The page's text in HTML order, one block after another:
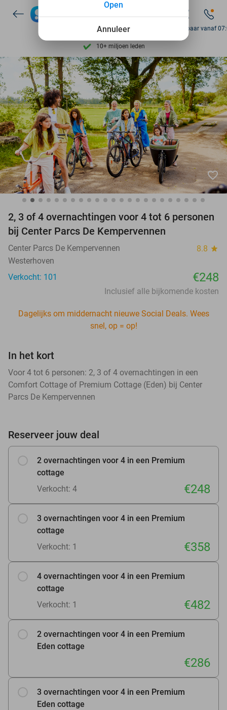
Ontdek 15.000+ deals
7 dagen per week beschikbaar
10+ miljoen leden
9,4 op basis van205.975 reviews
Ontdek 15.000+ deals
7 dagen per week beschikbaar
10+ miljoen leden
Bereikbaar vanaf
favorite_border
2, 3 of 4 overnachtingen voor 4 tot 6 personen
bij Center Parcs De Kempervennen
Center Parcs De Kempervennen 8.8 star
Westerhoven
Verkocht: 101
€248
Inclusief alle bijkomende kosten
Dagelijks om middernacht nieuwe Social Deals. Wees
snel, op = op!
In het kort
Voor 4 tot 6 personen: 2, 3 of 4 overnachtingen in een
Comfort Cottage of Premium Cottage (Eden) bij Center
Parcs De Kempervennen
Reserveer jouw deal
2 overnachtingen voor 4 in een Premium
cottage
Verkocht: 4
€248
3 overnachtingen voor 4 in een Premium
cottage
Verkocht: 1
€358
4 overnachtingen voor 4 in een Premium
cottage
Verkocht: 1
€482
2 overnachtingen voor 4 in een Premium
Eden cottage
€286
3 overnachtingen voor 4 in een Premium
Eden cottage
Annuleer
Open